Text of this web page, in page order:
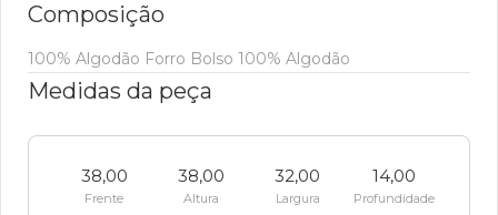
Composição
100% Algodão Forro Bolso 100% Algodão
Medidas da peça
38,00
Frente
38,00
Altura
32,00
Largura
14,00
Profundidade